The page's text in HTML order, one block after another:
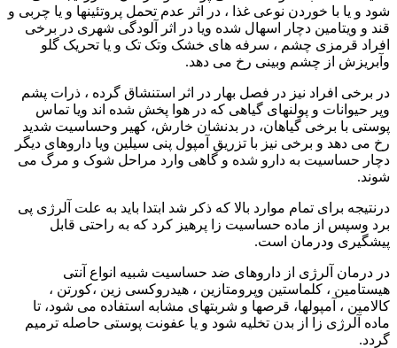
شود و یا با خوردن نوعی غذا ، در اثر عدم تحمل پروتئینها و یا چربی و
قند و ویتامین دچار اسهال شده ویا در اثر آلودگی شهری در برخی
افراد قرمزی چشم ، سرفه های خشک وتک تک و یا تحریک گلو
وآبریزش از چشم وبینی رخ می دهد.
در برخی افراد نیز در فصل بهار در اثر استنشاق گرده ، ذرات پشم
وپر حیوانات و پولنهای گیاهی که در هوا پخش شده اند ویا تماس
پوستی با برخی گیاهان، در بدنشان خارش، کهیر وحساسیت شدید
رخ می دهد و برخی نیز با تزریق آمپول پنی سیلین ویا داروهای دیگر
دچار حساسیت به دارو شده و گاهی وارد مراحل شوک و مرگ می
شوند.
درنتیجه برای تمام موارد بالا که ذکر شد ابتدا باید به علت آلرژی پی
برد وسپس از ماده حساسیت زا پرهیز کرد که به راحتی قابل
پیشگیری ودرمان است.
در درمان آلرژی از داروهای ضد حساسیت شبیه انواع آنتی
هیستامین ، کلماستین وپرومتازین ، هیدروکسی زین ،کورتن ،
کالامین ، آمپولها، قرصها و شربتهای مشابه استفاده می شود، تا
ماده آلرژی زا از بدن تخلیه شود و یا عفونت پوستی حاصله ترمیم
گردد.